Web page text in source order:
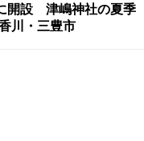
開設 津嶋神社の夏季
川・三豊市